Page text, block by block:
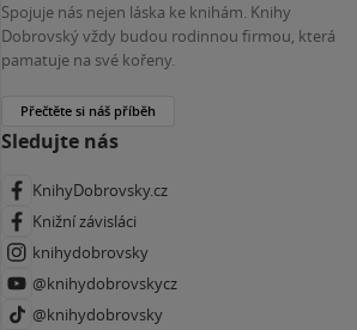
Spojuje nás nejen láska ke knihám. Knihy
Dobrovský vždy budou rodinnou firmou, která
pamatuje na své kořeny.
Přečtěte si náš příběh
Sledujte nás
KnihyDobrovsky.cz
Knižní závisláci
knihydobrovsky
@knihydobrovskycz
@knihydobrovsky